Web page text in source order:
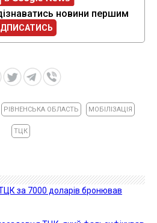
новини першим
РІВНЕНСЬКА ОБЛАСТЬ МОБІЛІЗАЦІЯ
ТЦК
за 7000 доларів бронював